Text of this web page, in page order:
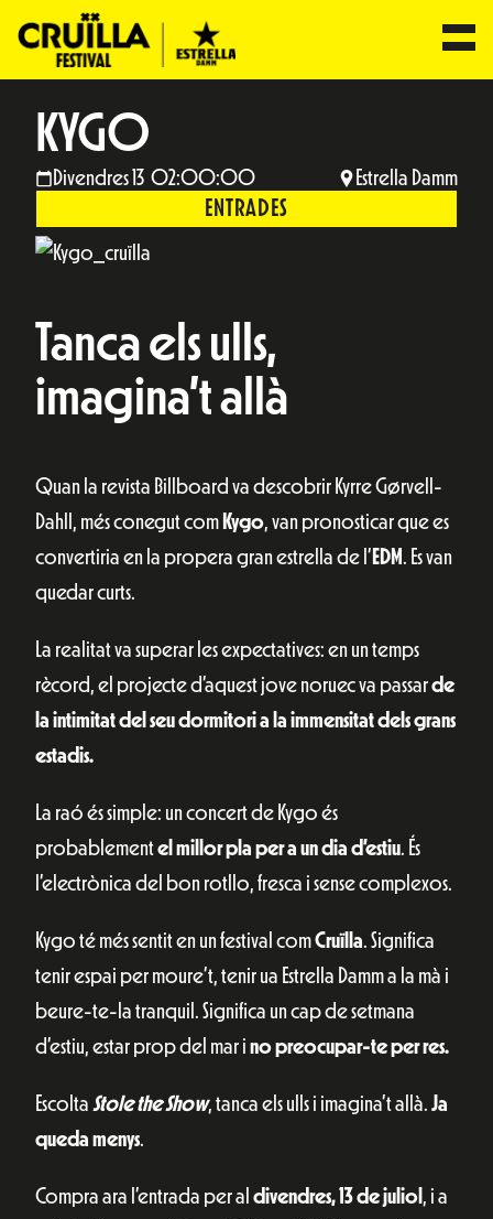
KYGO
Divendres 13 02:00:00 Estrella Damm
ENTRADES
Tanca els ulls,
imagina’t allà
Quan la revista Billboard va descobrir Kyrre Gørvell-
Dahll, més conegut com Kygo, van pronosticar que es
convertiria en la propera gran estrella de l’ EDM. Es van
quedar curts.
La realitat va superar les expectatives: en un temps
rècord, el projecte d’aquest jove noruec va passarde
la intimitat del seu dormitori a la immensitat dels grans
estadis.
La raó és simple: un concert de Kygo és
probablementel millor pla per a un dia d’estiu. És
l’electrònica del bon rotllo, fresca i sense complexos.
Kygo té més sentit en un festival comCruïlla. Significa
tenir espai per moure’t, tenir ua Estrella Damm a la mà i
beure-te-la tranquil. Significa un cap de setmana
d’estiu, estar prop del mar i no preocupar-te per res.
Escolta Stole the Show, tanca els ulls i imagina’t allà. Ja
queda menys.
Compra ara l’entrada per al divendres, 13 de juliol , i a